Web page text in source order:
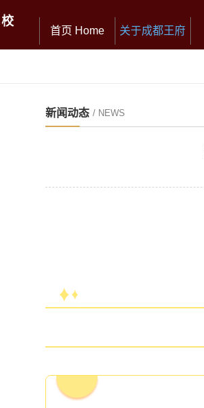
首页 Home 关于成都王府
新闻动态 / NEWS